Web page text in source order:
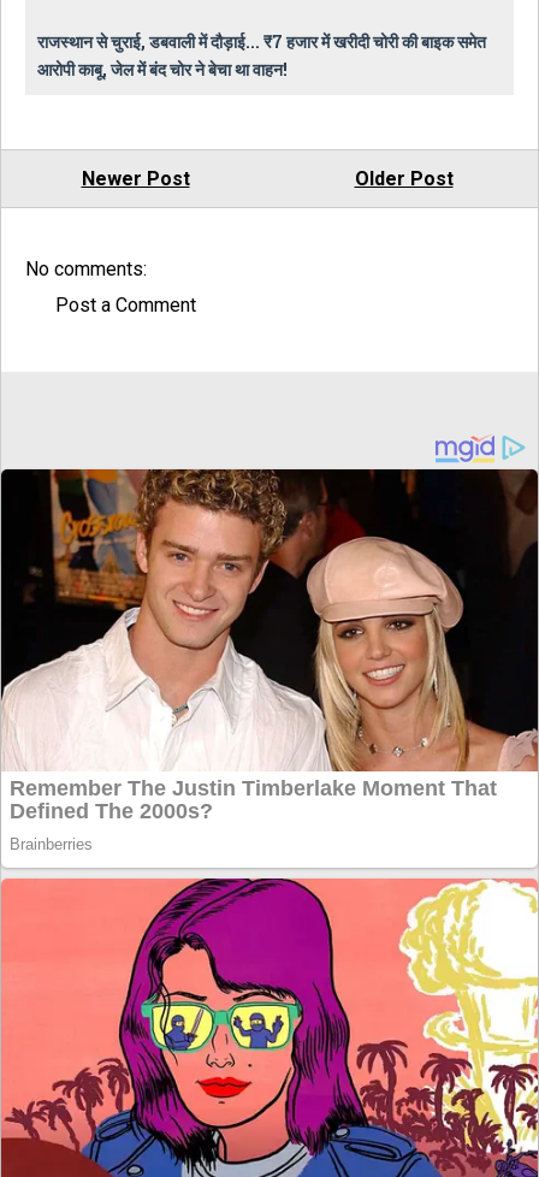
राजस्थान से चुराई, डबवाली में दौड़ाई... ₹7 हजार में खरीदी चोरी की बाइक समेत
आरोपी काबू, जेल में बंद चोर ने बेचा था वाहन!
Newer Post Older Post
No comments:
Post a Comment